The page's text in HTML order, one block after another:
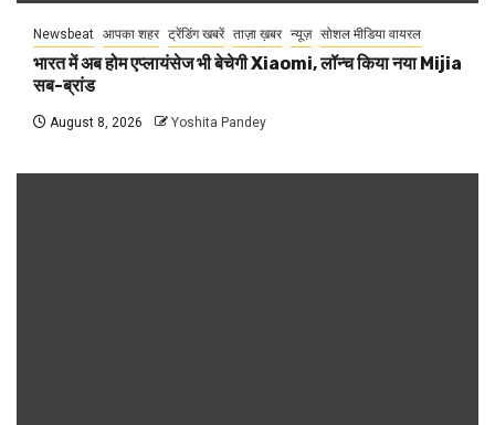
Newsbeat आपका शहर ट्रेंडिंग खबरें ताज़ा ख़बर न्यूज़ सोशल मीडिया वायरल
भारत में अब होम एप्लायंसेज भी बेचेगी Xiaomi, लॉन्च किया नया Mijia
सब-ब्रांड
August 8, 2026 Yoshita Pandey